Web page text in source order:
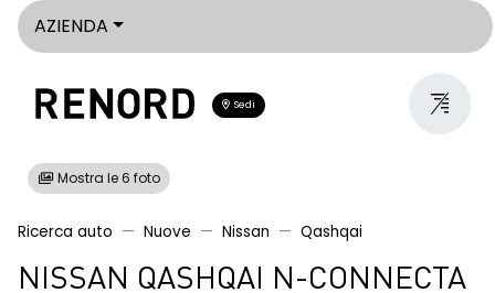
AZIENDA
Sedi
Mostra le 6 foto
Ricerca auto Nuove Nissan Qashqai
NISSAN QASHQAI N-CONNECTA